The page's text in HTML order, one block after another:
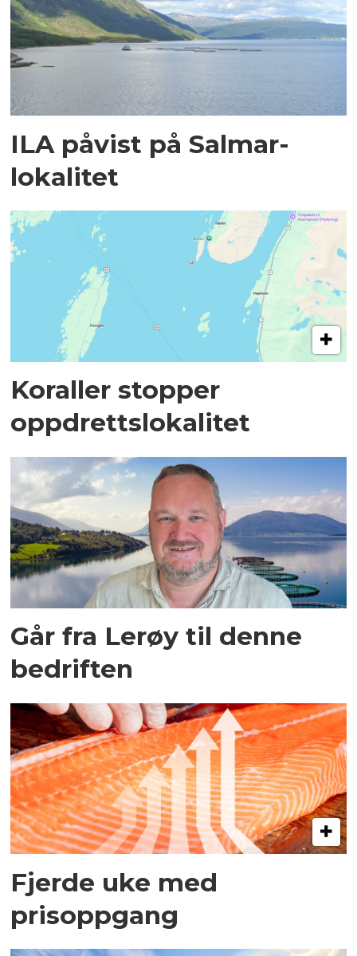
ILA påvist på Salmar-
lokalitet
Koraller stopper
oppdrettslokalitet
Går fra Lerøy til denne
bedriften
Fjerde uke med
prisoppgang